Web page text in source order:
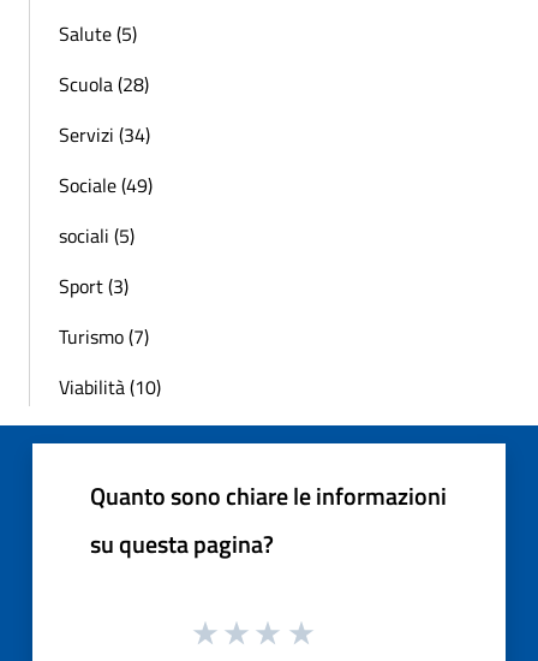
Salute (5)
Scuola (28)
Servizi (34)
Sociale (49)
sociali (5)
Sport (3)
Turismo (7)
Viabilità (10)
Quanto sono chiare le informazioni
su questa pagina?